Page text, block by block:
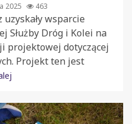
2025 463
uzyskały wsparcie
Służby Dróg i Kolei na
projektowej dotyczącej
Projekt ten jest